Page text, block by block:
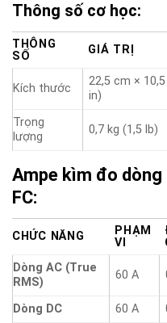
Thông số cơ học:
THÔNG
SỐ
GIÁ TRỊ
Kích thước
22,5 cm ×
in)
Trọng
lượng
0,7 kg (1,5 lb)
Ampe kìm đo dòng
FC:
CHỨC NĂNG
PHẠM
VI
Dòng AC (True
RMS)
60 A
Dòng DC
60 A